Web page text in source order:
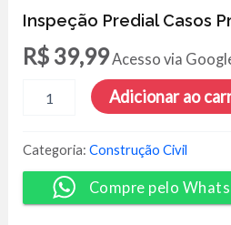
Inspeção Predial Casos
R$ 39,99Acesso via
Predial
Praticos
-
PINI
quantidade
Adicionar ao
Categoria:Construção Civil
Compre pelo